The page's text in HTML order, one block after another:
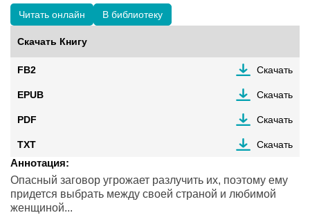
Читать онлайн В библиотеку
Скачать Книгу
FB2 Скачать
EPUB Скачать
PDF Скачать
TXT Скачать
Аннотация:
Опасный заговор угрожает разлучить их, поэтому ему
придется выбрать между своей страной и любимой
женщиной...